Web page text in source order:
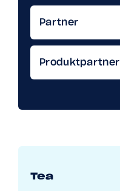
Partner
Produktpartner
Tea